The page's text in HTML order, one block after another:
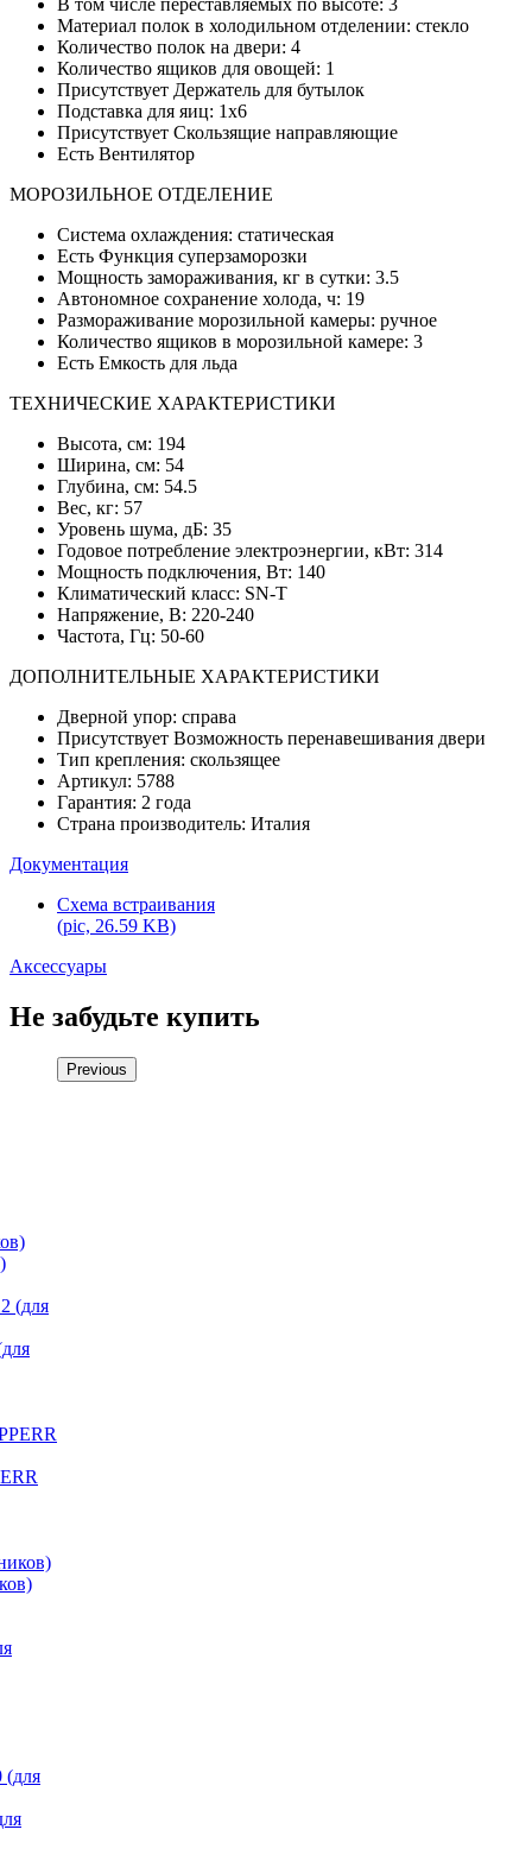
В том числе переставляемых по высоте: 3
Материал полок в холодильном отделении: стекло
Количество полок на двери: 4
Количество ящиков для овощей: 1
Присутствует Держатель для бутылок
Подставка для яиц: 1х6
Присутствует Скользящие направляющие
Есть Вентилятор
МОРОЗИЛЬНОЕ ОТДЕЛЕНИЕ
Система охлаждения: статическая
Есть Функция суперзаморозки
Мощность замораживания, кг в сутки: 3.5
Автономное сохранение холода, ч: 19
Размораживание морозильной камеры: ручное
Количество ящиков в морозильной камере: 3
Есть Емкость для льда
ТЕХНИЧЕСКИЕ ХАРАКТЕРИСТИКИ
Высота, см: 194
Ширина, см: 54
Глубина, см: 54.5
Вес, кг: 57
Уровень шума, дБ: 35
Годовое потребление электроэнергии, кВт: 314
Мощность подключения, Вт: 140
Климатический класс: SN-T
Напряжение, В: 220-240
Частота, Гц: 50-60
ДОПОЛНИТЕЛЬНЫЕ ХАРАКТЕРИСТИКИ
Дверной упор: справа
Присутствует Возможность перенавешивания двери
Тип крепления: скользящее
Артикул: 5788
Гарантия: 2 года
Страна производитель: Италия
Документация
Схема встраивания
(pic, 26.59 KB)
Аксессуары
Не забудьте купить
Previous